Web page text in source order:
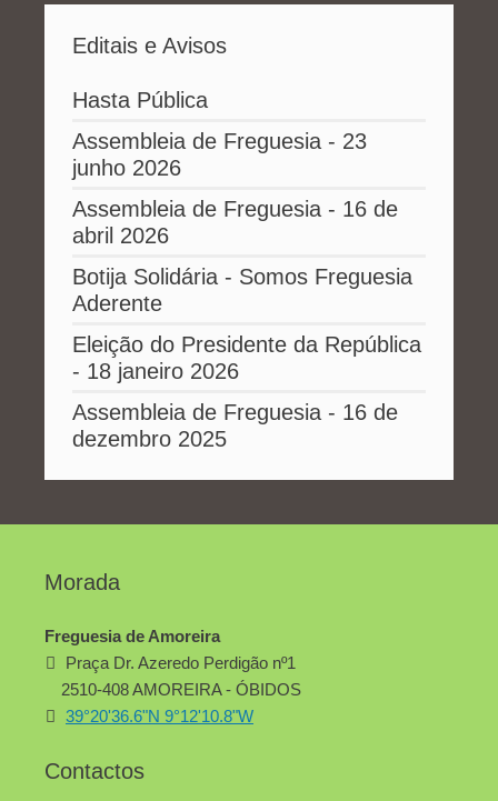
Editais e Avisos
Hasta Pública
Assembleia de Freguesia - 23
junho 2026
Assembleia de Freguesia - 16 de
abril 2026
Botija Solidária - Somos Freguesia
Aderente
Eleição do Presidente da República
- 18 janeiro 2026
Assembleia de Freguesia - 16 de
dezembro 2025
Morada
Freguesia de Amoreira
Praça Dr. Azeredo Perdigão nº1
2510-408 AMOREIRA - ÓBIDOS
39°20'36.6"N 9°12'10.8"W
Contactos